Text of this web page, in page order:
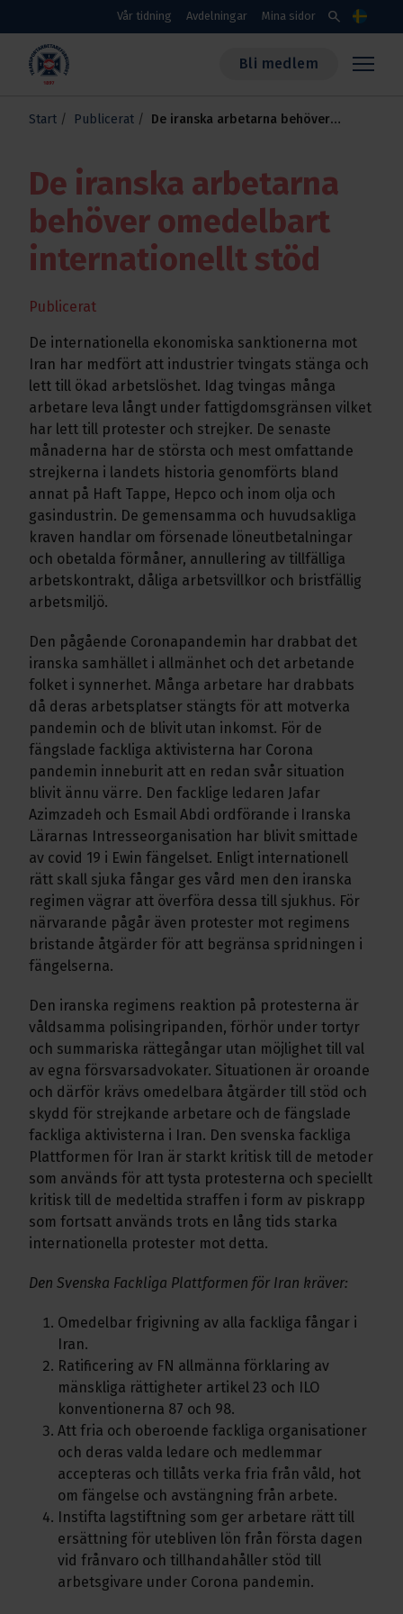
Skippa till huvudinnehållet
Vår tidning Avdelningar Mina sidor search Språk
Transportarbetareförbundet
Bli medlem
Start Publicerat
De iranska arbetarna behöver
De iranska arbetarna
behöver omedelbart
internationellt stöd
Publicerat
De internationella ekonomiska sanktionerna mot
Iran har medfört att industrier tvingats stänga och
lett till ökad arbetslöshet. Idag tvingas många
arbetare leva långt under fattigdomsgränsen vilket
har lett till protester och strejker. De senaste
månaderna har de största och mest omfattande
strejkerna i landets historia genomförts bland
annat på Haft Tappe, Hepco och inom olja och
gasindustrin. De gemensamma och huvudsakliga
kraven handlar om försenade löneutbetalningar
och obetalda förmåner, annullering av tillfälliga
arbetskontrakt, dåliga arbetsvillkor och bristfällig
arbetsmiljö.
Den pågående Coronapandemin har drabbat det
iranska samhället i allmänhet och det arbetande
folket i synnerhet. Många arbetare har drabbats
då deras arbetsplatser stängts för att motverka
pandemin och de blivit utan inkomst. För de
fängslade fackliga aktivisterna har Corona
pandemin inneburit att en redan svår situation
blivit ännu värre. Den facklige ledaren Jafar
Azimzadeh och Esmail Abdi ordförande i Iranska
Lärarnas Intresseorganisation har blivit smittade
av covid 19 i Ewin fängelset. Enligt internationell
rätt skall sjuka fångar ges vård men den iranska
regimen vägrar att överföra dessa till sjukhus. För
närvarande pågår även protester mot regimens
bristande åtgärder för att begränsa spridningen i
fängelserna.
Den iranska regimens reaktion på protesterna är
våldsamma polisingripanden, förhör under tortyr
och summariska rättegångar utan möjlighet till val
av egna försvarsadvokater. Situationen är oroande
och därför krävs omedelbara åtgärder till stöd och
skydd för strejkande arbetare och de fängslade
fackliga aktivisterna i Iran. Den svenska fackliga
Plattformen för Iran är starkt kritisk till de metoder
som används för att tysta protesterna och speciellt
kritisk till de medeltida straffen i form av piskrapp
som fortsatt används trots en lång tids starka
internationella protester mot detta.
Den Svenska Fackliga Plattformen för Iran kräver:
Omedelbar frigivning av alla fackliga fångar i
Iran.
Ratificering av FN allmänna förklaring av
mänskliga rättigheter artikel 23 och ILO
konventionerna 87 och 98.
Att fria och oberoende fackliga organisationer
och deras valda ledare och medlemmar
accepteras och tillåts verka fria från våld, hot
om fängelse och avstängning från arbete.
Instifta lagstiftning som ger arbetare rätt till
ersättning för utebliven lön från första dagen
vid frånvaro och tillhandahåller stöd till
arbetsgivare under Corona pandemin.